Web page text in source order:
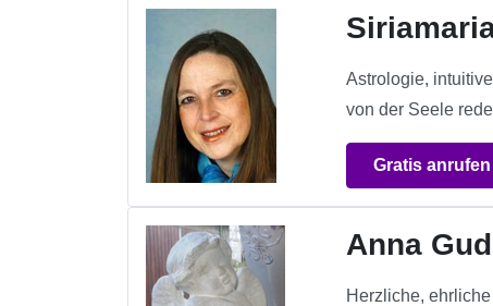
Astrologie,
von der Seele
Gratis anrufen
Anna
Herzliche,